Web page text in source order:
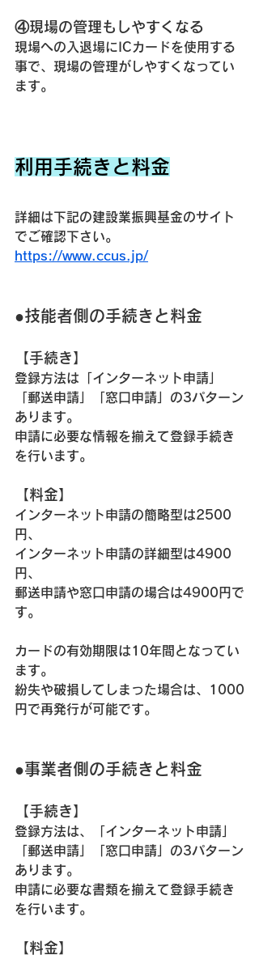
④現場の管理もしやすくなる
現場への入退場にICカードを使用する
事で、現場の管理がしやすくなってい
ます。
利用手続きと料金
詳細は下記の建設業振興基金のサイト
でご確認下さい。
https://www.ccus.jp/
●技能者側の手続きと料金
【手続き】
登録方法は 「インターネット申請」
「郵送申請」「窓口申請」の3パターン
あります。
申請に必要な情報を揃えて登録手続き
を行います。
【料金】
インターネット申請の簡略型は2500
円、
インターネット申請の詳細型は4900
円、
郵送申請や窓口申請の場合は4900円で
す。
カードの有効期限は10年間 となってい
ます。
紛失や破損してしまった場合は、1000
円で再発行が可能です。
●事業者側の手続きと料金
【手続き】
登録方法は、
「インターネット申請」
「郵送申請」「窓口申請」の3パターン
あります。
申請に必要な書類を揃えて登録手続き
を行います。
【料金】